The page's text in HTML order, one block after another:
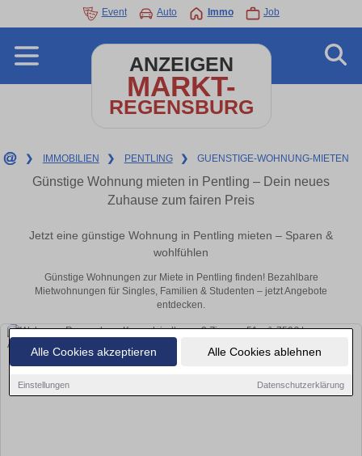
Alle Cookies akzeptieren Alle Cookies ablehnen
Einstellungen Datenschutzerklärung
Event Auto Immo Job
ANZEIGEN
MARKT-
REGENSBURG
❯ IMMOBILIEN ❯ PENTLING ❯ GUENSTIGE-WOHNUNG-MIETEN
Günstige Wohnung mieten in Pentling – Dein neues
Zuhause zum fairen Preis
Jetzt eine günstige Wohnung in Pentling mieten – Sparen &
wohlfühlen
Günstige Wohnungen zur Miete in Pentling finden! Bezahlbare
Mietwohnungen für Singles, Familien & Studenten – jetzt Angebote
entdecken.